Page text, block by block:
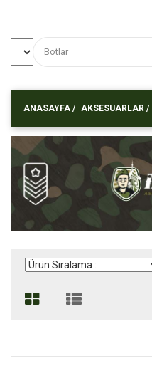
ANASAYFA / AKSESUARLAR /